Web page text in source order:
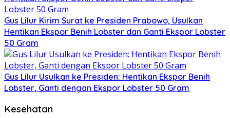
Gus Lilur Kirim Surat ke Presiden Prabowo, Usulkan
Hentikan Ekspor Benih Lobster dan Ganti Ekspor Lobster
50 Gram
Gus Lilur Usulkan ke Presiden: Hentikan Ekspor Benih
Lobster, Ganti dengan Ekspor Lobster 50 Gram
Kesehatan